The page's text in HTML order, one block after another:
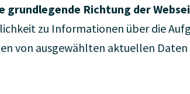
grundlegende Richtung der
zu Informationen über die
von ausgewählten aktuellen